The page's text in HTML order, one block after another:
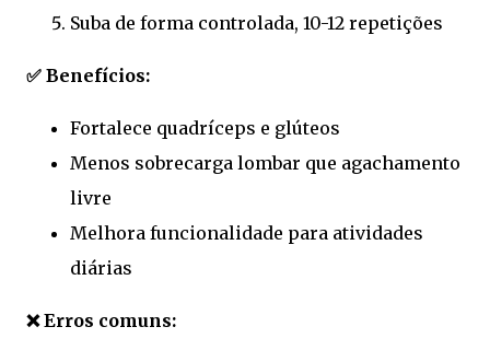
Suba de forma controlada, 10-12 repetições
✅ Benefícios:
Fortalece quadríceps e glúteos
Menos sobrecarga lombar que agachamento
livre
Melhora funcionalidade para atividades
diárias
❌ Erros comuns: